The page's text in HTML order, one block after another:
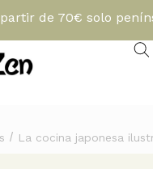
de 70€ solo
/ La cocina japonesa